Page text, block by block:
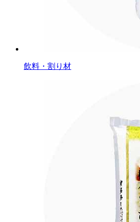
飲料・割り材